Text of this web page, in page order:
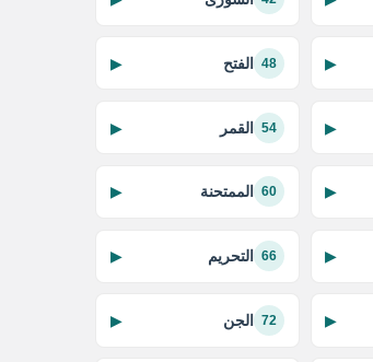
▶
48 الفتح ▶
▶
54 القمر ▶
▶
60 الممتحنة ▶
▶
66 التحريم ▶
▶
72 الجن ▶